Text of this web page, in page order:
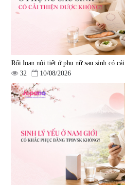
1.450.000 đ
Tẩy tế bào chết Nichiei Bussan
Nano NMN+ Peeling Gel
1.490.000 đ
&
Rối loạn nội tiết ở phụ nữ sau sinh có
32
10/08/2026